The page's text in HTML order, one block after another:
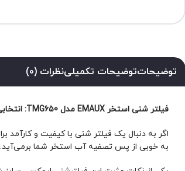
توضیحاتتوضیحات تکمیلینظرات (0)
فیلتر شنی استخر EMAUX مدل TMG650: انتخابی مناسب برای تصفیه آب استخر
به خوبی از پس تصفیه آب استخر شما برمی‌آید.